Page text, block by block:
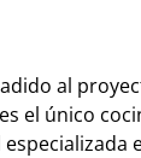
al
el único